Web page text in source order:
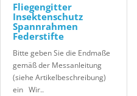
Fliegengitter
Insektenschutz
Spannrahmen
Federstifte
Bitte geben Sie die Endmaße
gemäß der Messanleitung
(siehe Artikelbeschreibung)
ein Wir..